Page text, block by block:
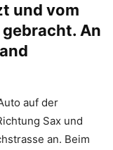
und vom
An
auf der
Sax und
an. Beim